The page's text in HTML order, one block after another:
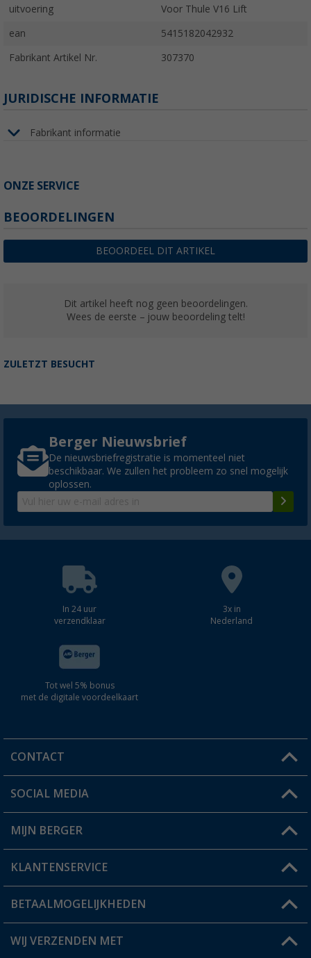
uitvoering Voor Thule V16 Lift
ean 5415182042932
Fabrikant Artikel Nr. 307370
JURIDISCHE INFORMATIE
Fabrikant informatie
ONZE SERVICE
BEOORDELINGEN
BEOORDEEL DIT ARTIKEL
Dit artikel heeft nog geen beoordelingen.
Wees de eerste – jouw beoordeling telt!
ZULETZT BESUCHT
Berger Nieuwsbrief
De nieuwsbriefregistratie is momenteel niet
beschikbaar. We zullen het probleem zo snel mogelijk
oplossen.
In 24 uur
verzendklaar
3x in
Nederland
Tot wel 5% bonus
met de digitale voordeelkaart
CONTACT
Een vraag?
Winkel vinden
SOCIAL MEDIA
MIJN BERGER
Mijn account
Status bestelling
KLANTENSERVICE
FAQ & Contact
Verzendinformatie
BETAALMOGELIJKHEDEN
WIJ VERZENDEN MET